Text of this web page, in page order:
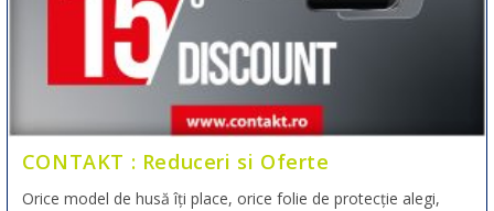
CONTAKT : Reduceri si Oferte
Orice model de husă îți place, orice folie de protecție alegi,